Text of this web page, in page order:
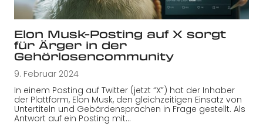
Elon Musk-Posting auf X sorgt
für Ärger in der
Gehörlosencommunity
9. Februar 2024
In einem Posting auf Twitter (jetzt “X”) hat der Inhaber
der Plattform, Elon Musk, den gleichzeitigen Einsatz von
Untertiteln und Gebärdensprachen in Frage gestellt. Als
Antwort auf ein Posting mit…